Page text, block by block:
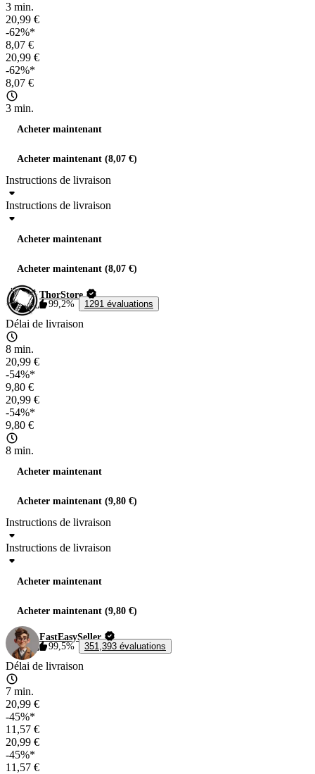
3 min.
20,99 €
-62%*
8,07 €
20,99 €
-62%*
8,07 €
3 min.
Acheter maintenant
Acheter maintenant (8,07 €)
Instructions de livraison
Instructions de livraison
Acheter maintenant
Acheter maintenant (8,07 €)
ThorStore
99,2%
1291 évaluations
Délai de livraison
8 min.
20,99 €
-54%*
9,80 €
20,99 €
-54%*
9,80 €
8 min.
Acheter maintenant
Acheter maintenant (9,80 €)
Instructions de livraison
Instructions de livraison
Acheter maintenant
Acheter maintenant (9,80 €)
FastEasySeller
99,5%
351,393 évaluations
Délai de livraison
7 min.
20,99 €
-45%*
11,57 €
20,99 €
-45%*
11,57 €